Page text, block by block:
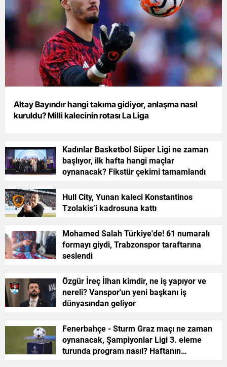
Batman
Şırnak
Bartın
Ardahan
Yalova
Kilis
Düzce
Altay Bayındır hangi takıma gidiyor, anlaşma nasıl
kuruldu? Milli kalecinin rotası La Liga
Kadınlar Basketbol Süper Ligi ne zaman
başlıyor, ilk hafta hangi maçlar
oynanacak? Fikstür çekimi tamamlandı
Hull City, Yunan kaleci Konstantinos
Tzolakis’i kadrosuna kattı
Mohamed Salah Türkiye'de! 61 numaralı
formayı giydi, Trabzonspor taraftarına
seslendi
Özgür İreç İlhan kimdir, ne iş yapıyor ve
nereli? Vanspor'un yeni başkanı iş
dünyasından geliyor
Fenerbahçe - Sturm Graz maçı ne zaman
oynanacak, Şampiyonlar Ligi 3. eleme
turunda program nasıl? Haftanın